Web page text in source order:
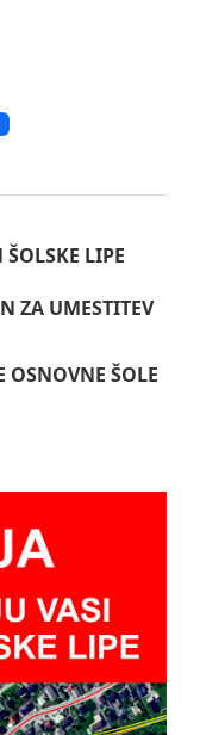
LIPE
ZA UMESTITEV
OSNOVNE ŠOLE